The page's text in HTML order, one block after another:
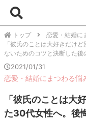
トップ
恋愛・結婚に
「彼氏のことは大好きだけ
ないためのコツと決断した
2021/01/31
恋愛・結婚にまつわる悩
「彼氏のことは大
た30代女性へ。後